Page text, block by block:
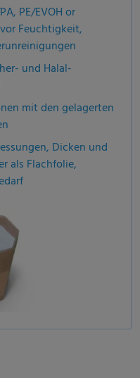
PE/EVOH or
Feuchtigkeit,
und Halal-
mit den gelagerten
Dicken und
als Flachfolie,